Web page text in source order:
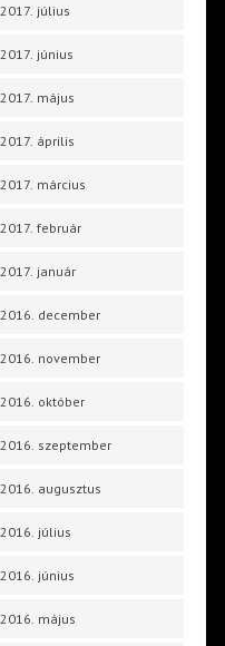
2017. július
2017. június
2017. május
2017. április
2017. március
2017. február
2017. január
2016. december
2016. november
2016. október
2016. szeptember
2016. augusztus
2016. július
2016. június
2016. május